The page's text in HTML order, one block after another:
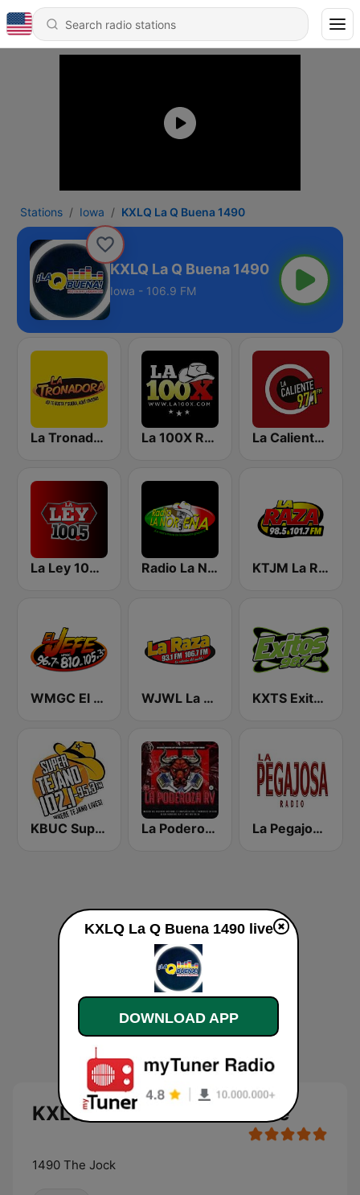
Stations Iowa KXLQ La Q Buena 1490
KXLQ La Q Buena 1490
Iowa - 106.9 FM
La Tronadora La 100X Radio La Caliente FM 97.1 | Nuevo Laredo
La Ley 100.5 FM Radio La Nortena KTJM La Raza 98.5 / 103.3 FM KJOJ
WMGC El Jefe WJWL La Raza KXTS Exitos 98.7 FM
KBUC Super Tejano 102.1 (US Only) La Poderoza RV La Pegajosa Radio HD
KXLQ La Q Buena 1490 live
1490 The Jock
KXLQ La Q Buena 1490 live
DOWNLOAD APP